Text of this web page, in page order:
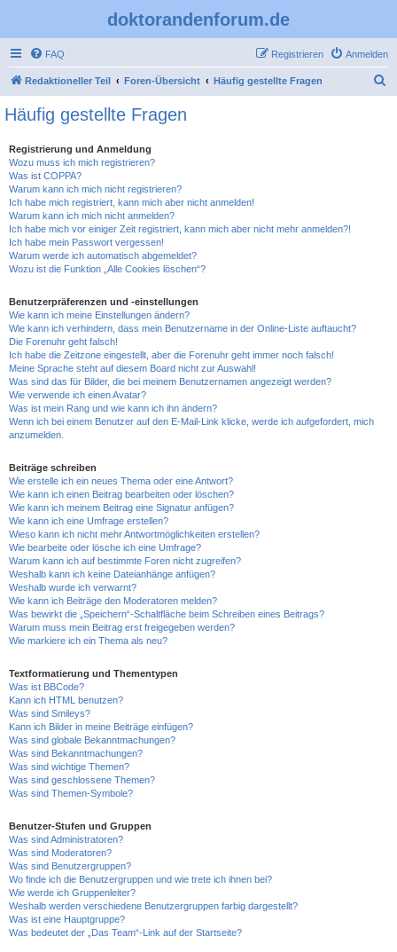
doktorandenforum.de
FAQ Anmelden
Registrieren
Redaktioneller Teil Foren-Übersicht Häufig gestellte Fragen
Häufig gestellte Fragen
Registrierung und Anmeldung
Wozu muss ich mich registrieren?
Was ist COPPA?
Warum kann ich mich nicht registrieren?
Ich habe mich registriert, kann mich aber nicht anmelden!
Warum kann ich mich nicht anmelden?
Ich habe mich vor einiger Zeit registriert, kann mich aber nicht mehr anmelden?!
Ich habe mein Passwort vergessen!
Warum werde ich automatisch abgemeldet?
Wozu ist die Funktion „Alle Cookies löschen“?
Benutzerpräferenzen und -einstellungen
Wie kann ich meine Einstellungen ändern?
Wie kann ich verhindern, dass mein Benutzername in der Online-Liste auftaucht?
Die Forenuhr geht falsch!
Ich habe die Zeitzone eingestellt, aber die Forenuhr geht immer noch falsch!
Meine Sprache steht auf diesem Board nicht zur Auswahl!
Was sind das für Bilder, die bei meinem Benutzernamen angezeigt werden?
Wie verwende ich einen Avatar?
Was ist mein Rang und wie kann ich ihn ändern?
Wenn ich bei einem Benutzer auf den E-Mail-Link klicke, werde ich aufgefordert, mich
anzumelden.
Beiträge schreiben
Wie erstelle ich ein neues Thema oder eine Antwort?
Wie kann ich einen Beitrag bearbeiten oder löschen?
Wie kann ich meinem Beitrag eine Signatur anfügen?
Wie kann ich eine Umfrage erstellen?
Wieso kann ich nicht mehr Antwortmöglichkeiten erstellen?
Wie bearbeite oder lösche ich eine Umfrage?
Warum kann ich auf bestimmte Foren nicht zugreifen?
Weshalb kann ich keine Dateianhänge anfügen?
Weshalb wurde ich verwarnt?
Wie kann ich Beiträge den Moderatoren melden?
Was bewirkt die „Speichern“-Schaltfläche beim Schreiben eines Beitrags?
Warum muss mein Beitrag erst freigegeben werden?
Wie markiere ich ein Thema als neu?
Textformatierung und Thementypen
Was ist BBCode?
Kann ich HTML benutzen?
Was sind Smileys?
Kann ich Bilder in meine Beiträge einfügen?
Was sind globale Bekanntmachungen?
Was sind Bekanntmachungen?
Was sind wichtige Themen?
Was sind geschlossene Themen?
Was sind Themen-Symbole?
Benutzer-Stufen und Gruppen
Was sind Administratoren?
Was sind Moderatoren?
Was sind Benutzergruppen?
Wo finde ich die Benutzergruppen und wie trete ich ihnen bei?
Wie werde ich Gruppenleiter?
Weshalb werden verschiedene Benutzergruppen farbig dargestellt?
Was ist eine Hauptgruppe?
Was bedeutet der „Das Team“-Link auf der Startseite?